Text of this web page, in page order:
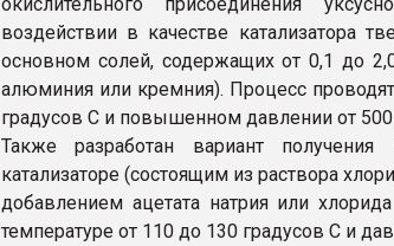
воздействии в качестве катализатора
основном солей, содержащих от 0,1 до
алюминия или кремния). Процесс
градусов С и повышенном давлении от
Также разработан вариант получения
катализаторе (состоящим из раствора
добавлением ацетата натрия или
температуре от 110 до 130 градусов С и